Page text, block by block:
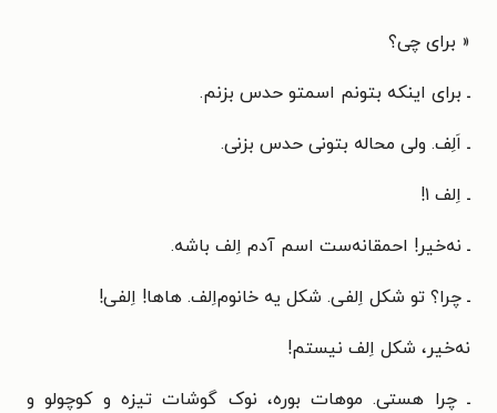
« برای چی؟
ـ برای اینکه بتونم اسمتو حدس بزنم.
ـ اَلِف. ولی محاله بتونی حدس بزنی.
ـ اِلف ۱!
ـ نه‌خیر! احمقانه‌ست اسم آدم اِلف باشه.
ـ چرا؟ تو شکل اِلفی. شکل یه خانوم‌اِلف. هاها! اِلفی!
نه‌خیر، شکل اِلف نیستم!
ـ چرا هستی. موهات بوره، نوک گوشات تیزه و کوچولو و